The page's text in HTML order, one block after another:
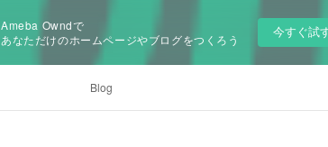
Ameba Owndで
あなただけのホームページやブログをつくろう
今すぐ試
Blog